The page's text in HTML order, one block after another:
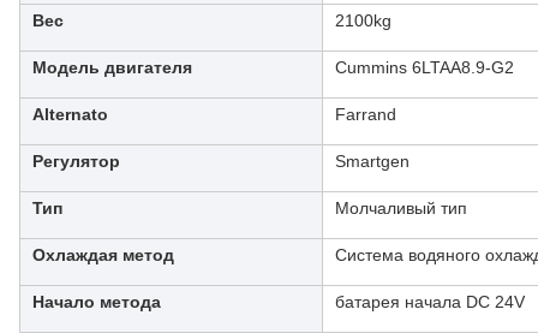
Вес 2100kg
Модель двигателя Cummins 6LTAA8.9-G2
Alternato Farrand
Регулятор Smartgen
Тип Молчаливый тип
Охлаждая метод Система водяного
Начало метода батарея начала DC 24V